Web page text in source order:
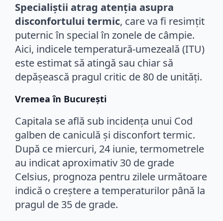
Specialiștii atrag atenția asupra
disconfortului termic, care va fi resimțit
puternic în special în zonele de câmpie.
Aici, indicele temperatură-umezeală (ITU)
este estimat să atingă sau chiar să
depășească pragul critic de 80 de unități.
Vremea în București
Capitala se află sub incidența unui Cod
galben de caniculă și disconfort termic.
După ce miercuri, 24 iunie, termometrele
au indicat aproximativ 30 de grade
Celsius, prognoza pentru zilele următoare
indică o creștere a temperaturilor până la
pragul de 35 de grade.